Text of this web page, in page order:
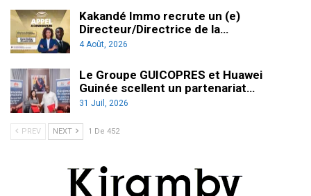
Kakandé Immo recrute un (e)
Directeur/Directrice de la…
4 Août, 2026
Le Groupe GUICOPRES et Huawei
Guinée scellent un partenariat…
31 Juil, 2026
PREV NEXT 1 De 452